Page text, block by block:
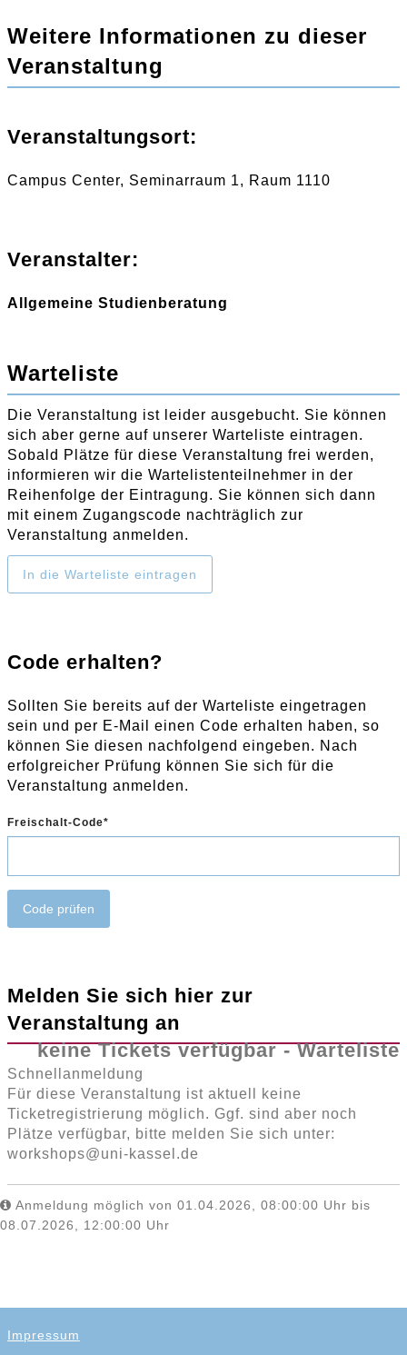
Weitere Informationen zu dieser
Veranstaltung
Veranstaltungsort:
Campus Center, Seminarraum 1, Raum 1110
Veranstalter:
Allgemeine Studienberatung
Warteliste
Die Veranstaltung ist leider ausgebucht. Sie können
sich aber gerne auf unserer Warteliste eintragen.
Sobald Plätze für diese Veranstaltung frei werden,
informieren wir die Wartelistenteilnehmer in der
Reihenfolge der Eintragung. Sie können sich dann
mit einem Zugangscode nachträglich zur
Veranstaltung anmelden.
In die Warteliste eintragen
Code erhalten?
Sollten Sie bereits auf der Warteliste eingetragen
sein und per E-Mail einen Code erhalten haben, so
können Sie diesen nachfolgend eingeben. Nach
erfolgreicher Prüfung können Sie sich für die
Veranstaltung anmelden.
Freischalt-Code
Code prüfen
Melden Sie sich hier zur
Veranstaltung an
keine Tickets verfügbar - Warteliste
Schnellanmeldung
Für diese Veranstaltung ist aktuell keine
Ticketregistrierung möglich. Ggf. sind aber noch
Plätze verfügbar, bitte melden Sie sich unter:
workshops@uni-kassel.de
Anmeldung möglich von 01.04.2026, 08:00:00 Uhr bis
08.07.2026, 12:00:00 Uhr
Impressum